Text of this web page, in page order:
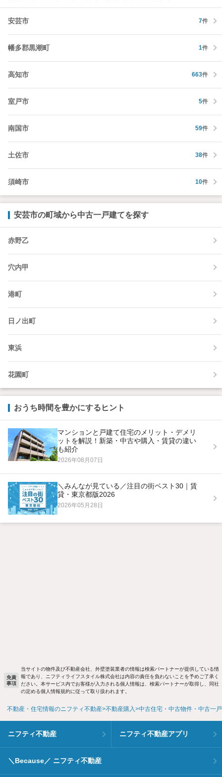
安芸市 7件
幡多郡黒潮町 1件
高知市 663件
室戸市 5件
南国市 59件
土佐市 38件
須崎市 10件
安芸市の町域から中古一戸建てを探す
赤野乙
穴内甲
港町
日ノ出町
東浜
花園町
おうち時間を豊かにするヒント
マンションと戸建て住宅のメリット・デメリ
ットを解説！新築・中古や購入・賃貸の違い
も紹介
2026年08月07日
＼みんなが見ている／注目の街ベスト30｜賃
貸・東京都版2026
2026年05月28日
免責
事項
当サイトの物件及び不動産会社、外壁塗装業者の情報は検索パートナーが提供している情
報であり、ニフティライフスタイル株式会社は内容の責任を負わないことを予めご了承く
ださい。本サービス内でお客様が入力される個人情報は、検索パートナーが取得し、同社
の定める個人情報規約に従って取り扱われます。
不動産・住宅情報のニフティ不動産 不動産購入 中古住宅・中古物件・中古一
ニフティ不動産 ニフティ不動産アプリ
＼Because／ ニフティ不動産